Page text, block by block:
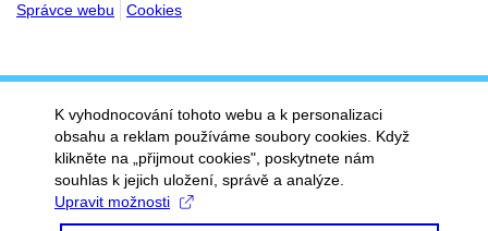
Správce webu
Cookies
K vyhodnocování tohoto webu a k personalizaci
obsahu a reklam používáme soubory cookies. Když
klikněte na „přijmout cookies", poskytnete nám
souhlas k jejich uložení, správě a analýze.
Upravit možnosti